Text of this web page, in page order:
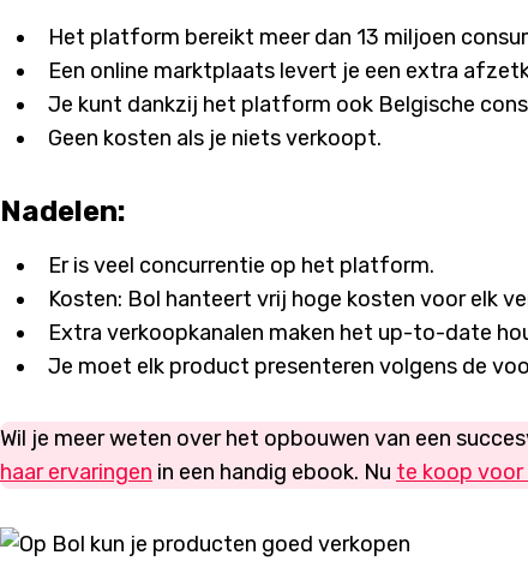
Het platform bereikt meer dan 13 miljoen
Een online marktplaats levert je een extra
Je kunt dankzij het platform ook Belgische
Geen kosten als je niets verkoopt.
Nadelen:
Er is veel concurrentie op het platform.
Kosten: Bol hanteert vrij hoge kosten voor elk
Extra verkoopkanalen maken het up-to-date
Je moet elk product presenteren volgens de
Wil je meer weten over het opbouwen van een
haar ervaringen in een handig ebook. Nu te koop voor